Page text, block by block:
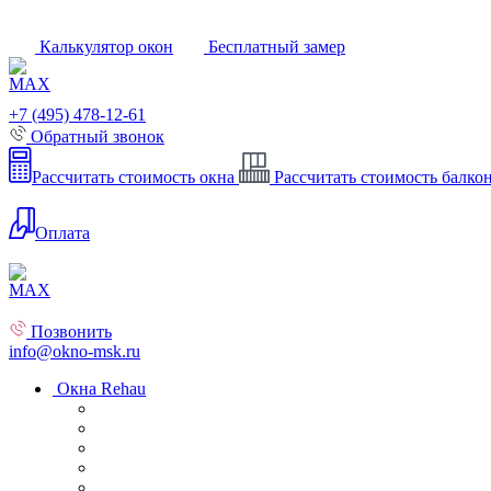
Калькулятор окон Бесплатный замер
+7 (495) 478-12-61
Обратный звонок
Рассчитать стоимость окна Рассчитать стоимость
Оплата
Позвонить
info@okno-msk.ru
Окна Rehau